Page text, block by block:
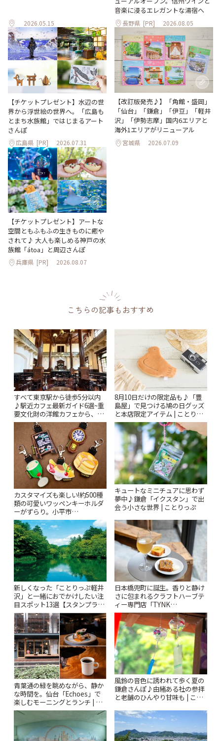
2026.05.15
音楽に浸るエレガントな湯宿へ
長野県 [PR] 2026.08.05
【チケットプレゼント】水辺の世
界から浮世絵の世界へ。「広島も
とまち水族館」ではじまるアート
さんぽ
広島県 [PR] 2026.07.31
【改訂版発売♪】「角館・盛岡」
「仙台」「鎌倉」「伊豆」「軽井
沢」「伊勢志摩」国内6エリアと
海外1エリアがリニューアル
宮城県 2026.07.09
【チケットプレゼント】アートな
空間ともふもふの生きものに癒や
されて♪ 大人も楽しめる神戸の水
族館「átoa」と周辺さんぽ
兵庫県 [PR] 2026.08.07
こちらの記事もおすすめ
すべて東京駅から徒歩5分以内
♪駅近カフェ最新ガイド6選~重
要文化財の洋館カフェから、改
札すぐのレトロ喫茶まで~ | こと
りっぷ
8月10日だけの限定品も♪「豊
島屋」で見つける鳩の日グッズ
と本店限定アイテム | ことりっ
ぷ
カスタマイズも楽しい!約500種
類の可愛いワッペンキーホルダ
ーがずらり。小平市
「Kimamaya T&K」 | ことりっ
ぷ
キュートなミニチュアに思わず
夢中♪鎌倉「イクスタン」で出
会う小さな世界 | ことりっぷ
新しくなった「ことりっぷ軽井
沢」と一緒におでかけしたい注
目スポット13選【スタンプラリ
ー開催中】 | ことりっぷ
日本橋兜町に誕生。香りと静け
さに包まれるクラフトハーブテ
ィー専門店「TYNK
Kabutocho」 | ことりっぷ
青葉通の緑を眺めながら、静か
な時間を。仙台「Echoes」で
楽しむモーニングとランチ | こ
とりっぷ
風鈴の音色に誘われて歩く夏の
鎌倉さんぽ♪由緒ある社の参拝
と老舗のひんやり甘味も | こと